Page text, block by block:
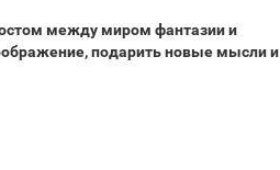
между миром фантазии и
подарить новые мысли и